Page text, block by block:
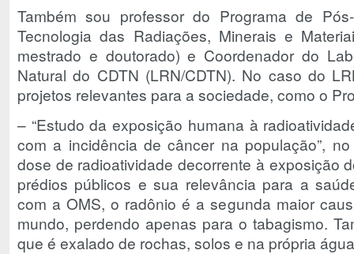
Também sou professor do Programa de
Tecnologia das Radiações, Minerais e
mestrado e doutorado) e Coordenador do
Natural do CDTN (LRN/CDTN). No caso do
projetos relevantes para a sociedade, como o
– “Estudo da exposição humana à
com a incidência de câncer na população”,
dose de radioatividade decorrente à exposição
prédios públicos e sua relevância para a
com a OMS, o radônio é a segunda maior
mundo, perdendo apenas para o tabagismo.
que é exalado de rochas, solos e na própria